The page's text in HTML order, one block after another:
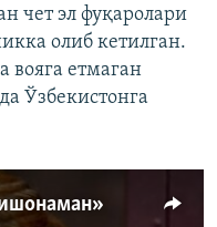
чет эл фуқаролари
олиб кетилган.
вояга етмаган
Ўзбекистонга